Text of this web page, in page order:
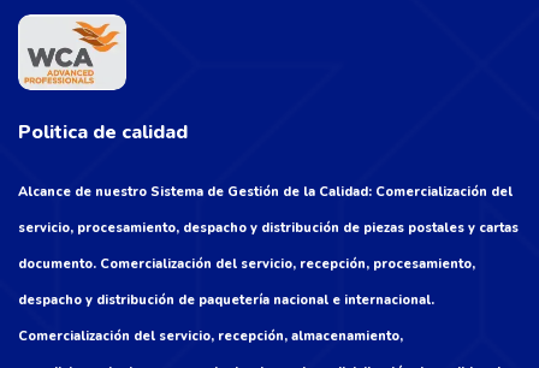
Politica de calidad
Alcance de nuestro Sistema de Gestión de la Calidad: Comercialización del
servicio, procesamiento, despacho y distribución de piezas postales y cartas
documento. Comercialización del servicio, recepción, procesamiento,
despacho y distribución de paquetería nacional e internacional.
Comercialización del servicio, recepción, almacenamiento,